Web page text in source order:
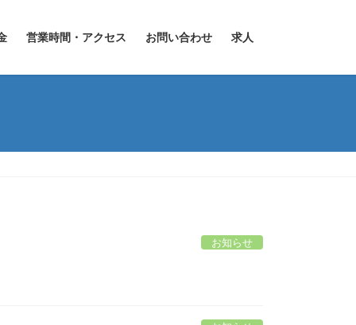
営業時間・アクセス お問い合わせ 求人
お知らせ